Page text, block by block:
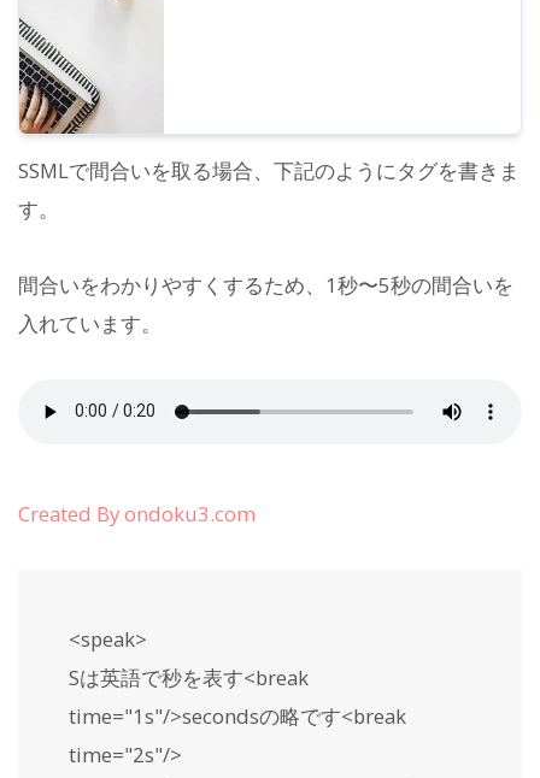
SSMLで間合いを取る場合、下記のようにタグを書きま
す。
間合いをわかりやすくするため、1秒〜5秒の間合いを
入れています。
Created By ondoku3.com
<speak>
Sは英語で秒を表す<break
time="1s"/>secondsの略です<break
time="2s"/>